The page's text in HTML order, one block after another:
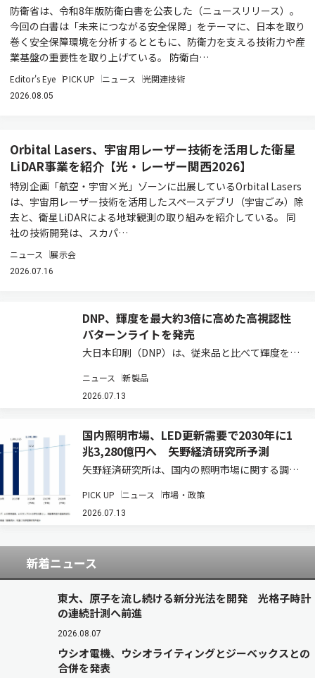
防衛省は、令和8年版防衛白書を公表した（ニュースリリース）。
今回の白書は「未来につながる安全保障」をテーマに、日本を取り
巻く安全保障環境を分析するとともに、防衛力を支える技術力や産
業基盤の重要性を取り上げている。 防衛白…
Editor's Eye PICK UP ニュース 光関連技術
2026.08.05
Orbital Lasers、宇宙用レーザー技術を活用した衛星
LiDAR事業を紹介【光・レーザー関西2026】
特別企画「航空・宇宙×光」ゾーンに出展しているOrbital Lasers
は、宇宙用レーザー技術を活用したスペースデブリ（宇宙ごみ）除
去と、衛星LiDARによる地球観測の取り組みを紹介している。 同
社の技術開発は、スカパ…
ニュース 展示会
2026.07.16
DNP、輝度を最大約3倍に高めた高視認性
パターンライトを発売
大日本印刷（DNP）は、従来品と比べて輝度を最
ターンライト 固定設置タイプ」を開発し、2026
年7月から試験販売を開始する（ニュースリリー
ニュース 新製品
2026.07.13
国内照明市場、LED更新需要で2030年に1
兆3,280億円へ 矢野経済研究所予測
矢野経済研究所は、国内の照明市場に関する調査
の国内照明総市場規模は、前年比3.8％増の1兆
910億2,500万円と推計している。既設の蛍光灯
PICK UP ニュース 市場・政策
2026.07.13
新着ニュース
東大、原子を流し続ける新分光法を開発 光格子時計
の連続計測へ前進
2026.08.07
ウシオ電機、ウシオライティングとジーベックスとの
合併を発表